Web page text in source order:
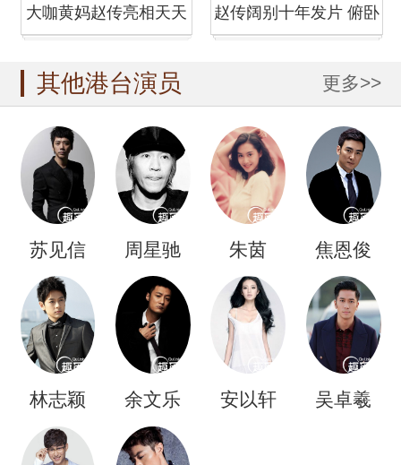
大咖黄妈赵传亮相天天
赵传阔别十年发片 俯卧
其他港台演员 更多>>
苏见信 周星驰 朱茵 焦恩俊
林志颖 余文乐 安以轩 吴卓羲